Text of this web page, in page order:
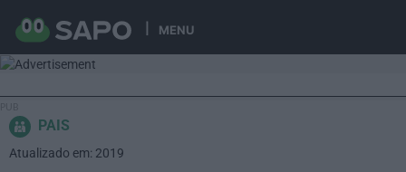
MENU
PAIS
Atualizado em: 2019